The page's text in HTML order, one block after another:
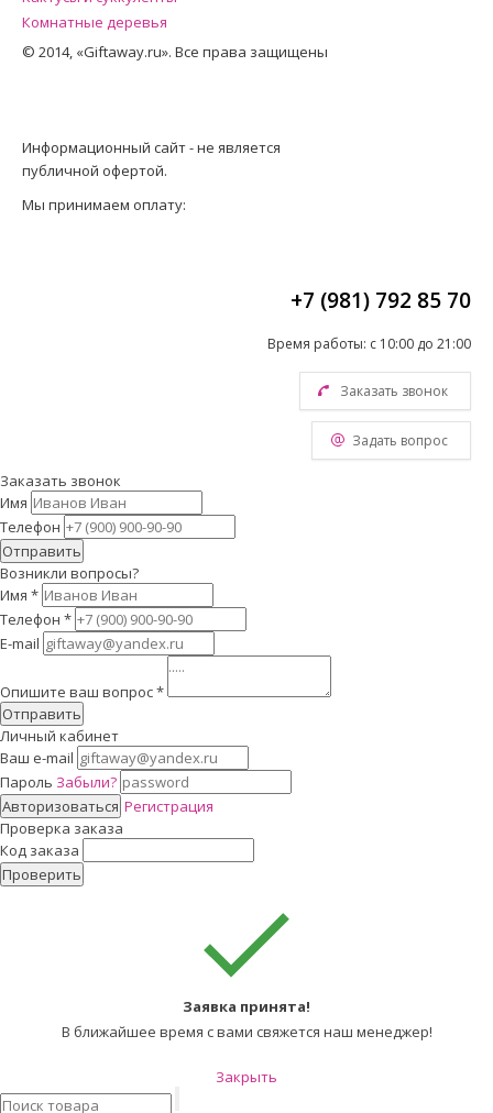
Комнатные деревья
© 2014, «Giftaway.ru». Все права защищены
Информационный сайт - не является
публичной офертой.
Мы принимаем оплату:
+7 (981) 792 85 70
Время работы: с 10:00 до 21:00
Заказать звонок
Задать вопрос
Заказать звонок
Имя
Телефон
Отправить
Возникли вопросы?
Имя *
Телефон *
E-mail
Опишите ваш вопрос*
Отправить
Личный кабинет
Ваш e-mail
Пароль Забыли?
Авторизоваться Регистрация
Проверка заказа
Код заказа
Проверить
Заявка принята!
В ближайшее время с вами свяжется наш менеджер!
Закрыть